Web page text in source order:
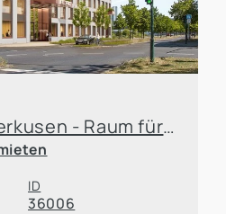
Loftoffice Leverkusen - Raum für Wachstum
ID
36006